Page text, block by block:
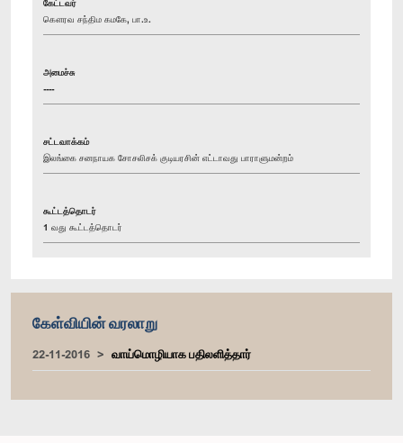
கேட்டவர்
கௌரவ சந்திம கமகே, பா.உ.
அமைச்சு
----
சட்டவாக்கம்
இலங்கை சனநாயக சோசலிசக் குடியரசின் எட்டாவது பாராளுமன்றம்
கூட்டத்தொடர்
1 வது கூட்டத்தொடர்
கேள்வியின் வரலாறு
22-11-2016 வாய்மொழியாக பதிலளித்தார்